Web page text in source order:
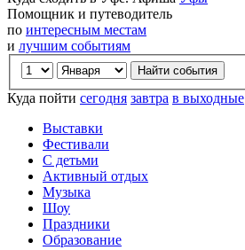
Помощник и путеводитель
по интересным местам
и лучшим событиям
Куда пойти сегодня завтра в выходные
Выставки
Фестивали
С детьми
Активный отдых
Музыка
Шоу
Праздники
Образование